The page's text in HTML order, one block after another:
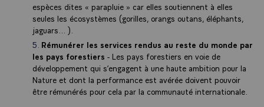
espèces dites « parapluie » car elles soutiennent à elles
seules les écosystèmes (gorilles, orangs outans, éléphants,
jaguars…).
Rémunérer les services rendus au reste du monde par
les pays forestiers - Les pays forestiers en voie de
développement qui s’engagent à une haute ambition pour la
Nature et dont la performance est avérée doivent pouvoir
être rémunérés pour cela par la communauté internationale.